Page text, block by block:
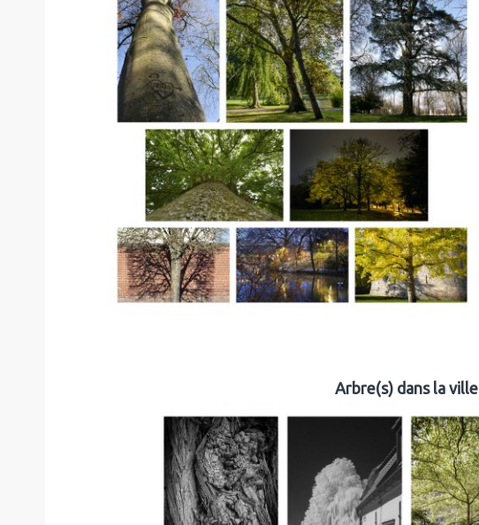
Arbre(s) dans la ville